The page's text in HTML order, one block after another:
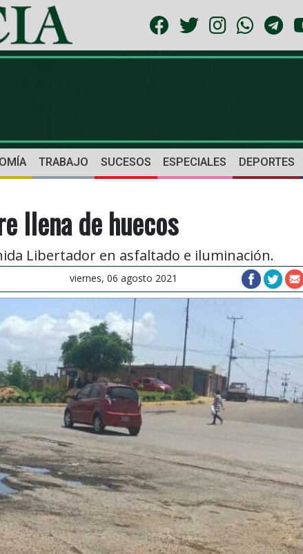
TRABAJO SUCESOS ESPECIALES DEPORTES
llena de huecos
Libertador en asfaltado e iluminación.
viernes, 06 agosto 2021